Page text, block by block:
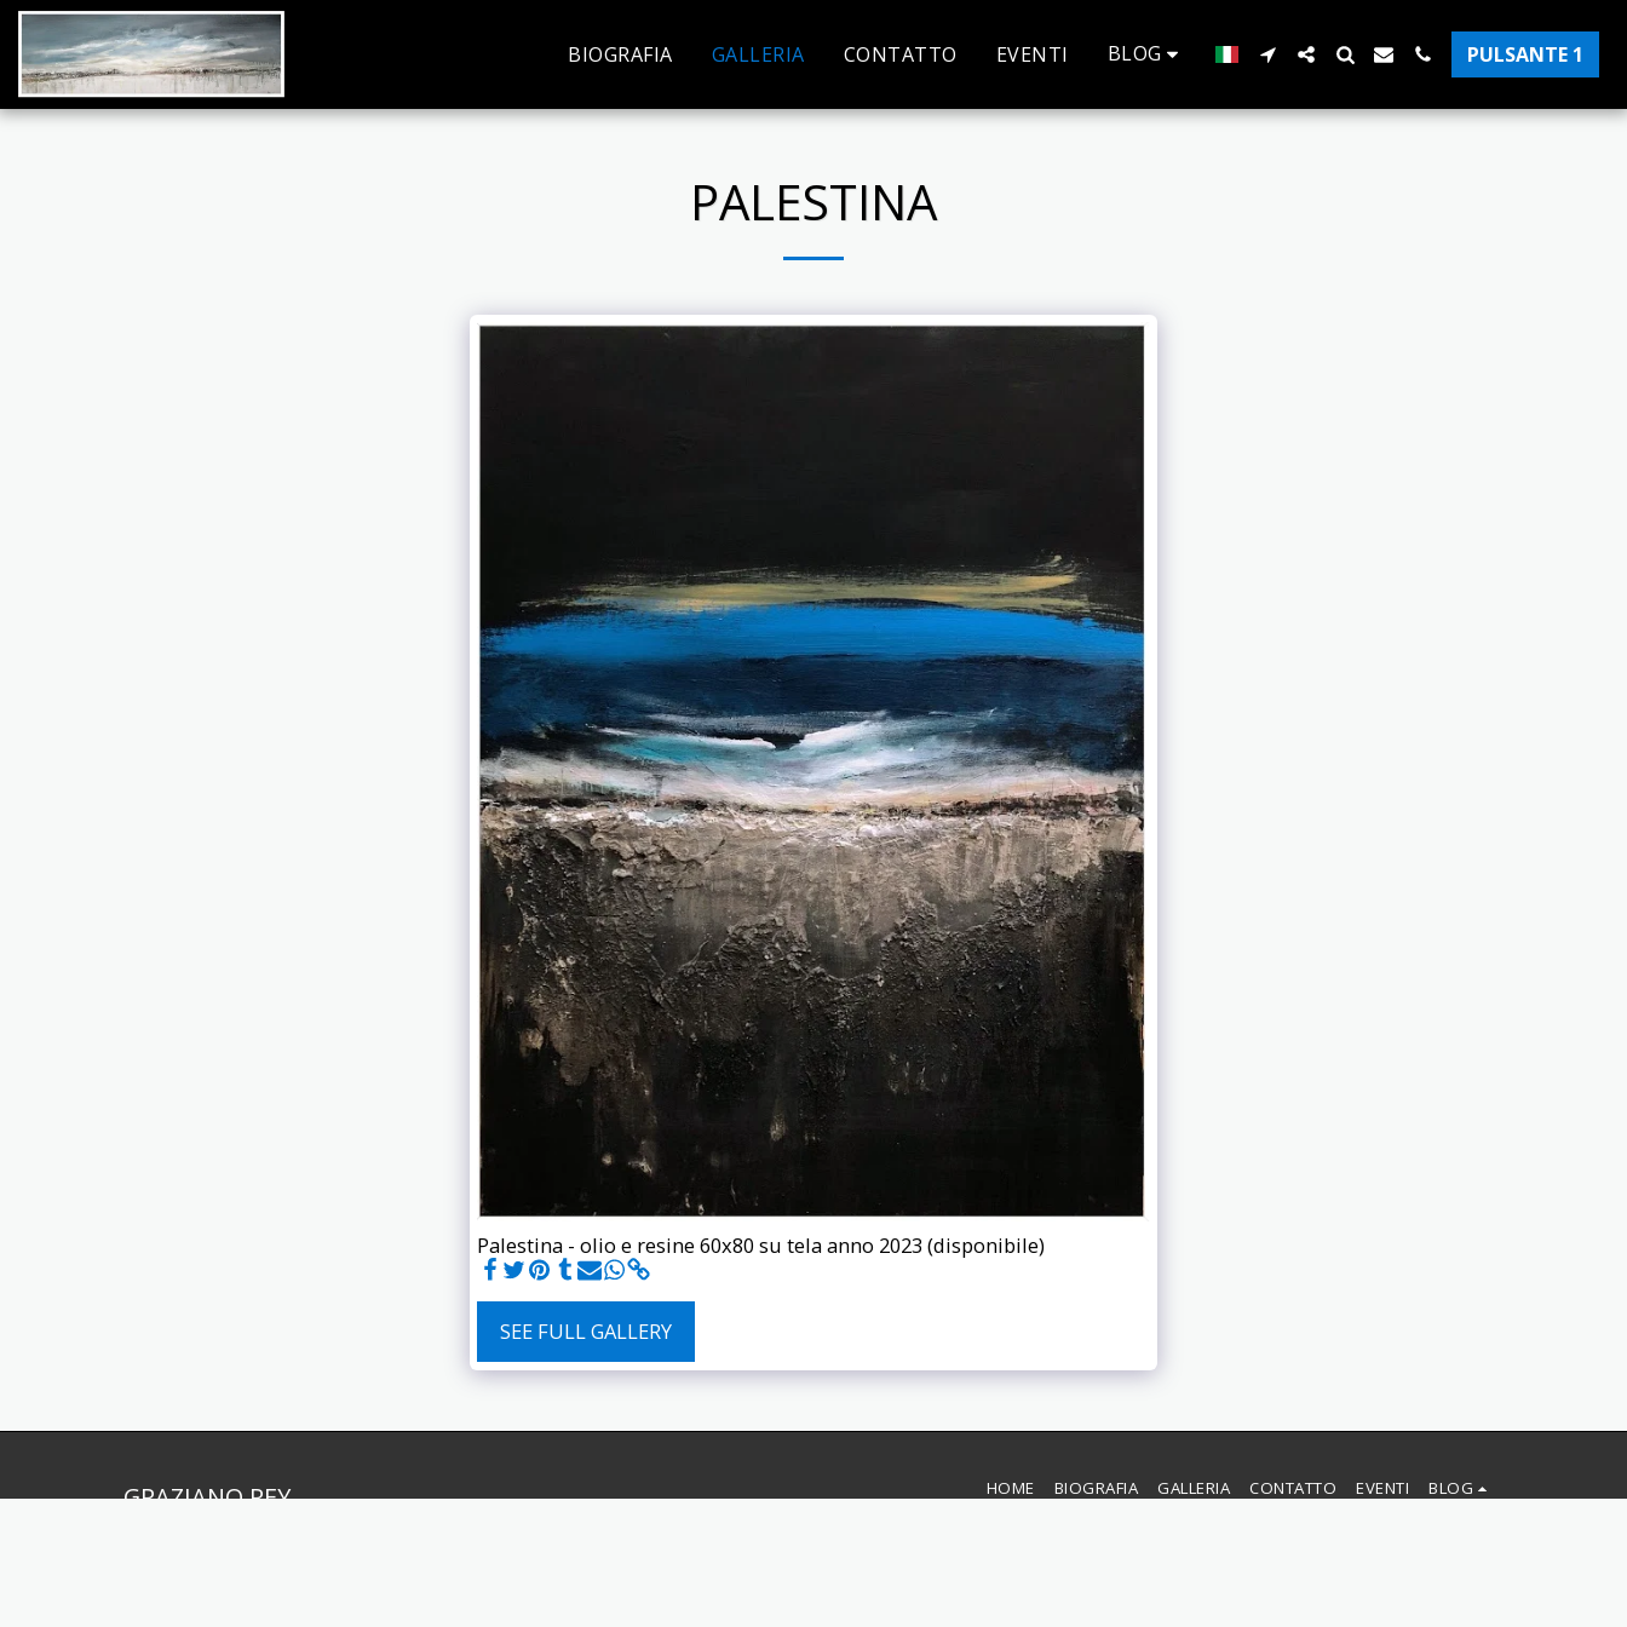
BIOGRAFIA GALLERIA CONTATTO EVENTI BLOG PULSANTE 1
PALESTINA
Palestina - olio e resine 60x80 su tela anno 2023 (disponibile)
SEE FULL GALLERY
GRAZIANO REY HOME BIOGRAFIA GALLERIA CONTATTO EVENTI BLOG